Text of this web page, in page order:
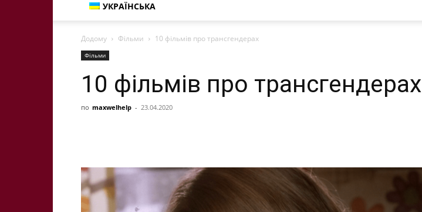
УКРАЇНСЬКА
Додому Фільми 10 фільмів про трансгендерах
Фільми
10 фільмів про трансгендерах
по maxwelhelp - 23.04.2020